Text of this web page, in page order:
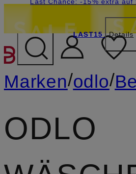
ZUM
LAST15 Details
Marken/odlo/
ODLO